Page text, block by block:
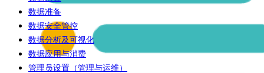
数据准备
数据安全管控
数据分析及可视化
数据应用与消费
管理员设置（管理与运维）